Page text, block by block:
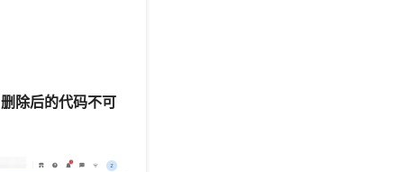
除后的代码不可